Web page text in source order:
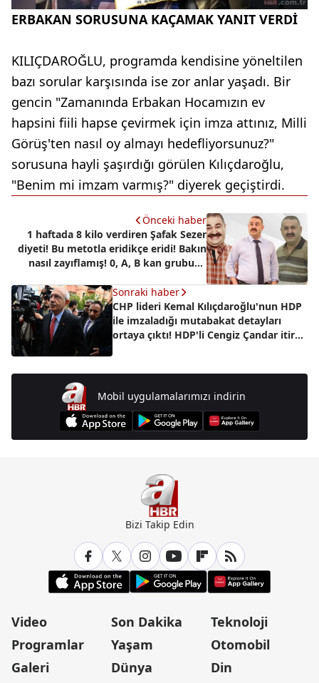
ERBAKAN SORUSUNA KAÇAMAK YANIT VERDİ
KILIÇDAROĞLU, programda kendisine yöneltilen
bazı sorular karşısında ise zor anlar yaşadı. Bir
gencin "Zamanında Erbakan Hocamızın ev
hapsini fiili hapse çevirmek için imza attınız, Milli
Görüş'ten nasıl oy almayı hedefliyorsunuz?"
sorusuna hayli şaşırdığı görülen Kılıçdaroğlu,
"Benim mi imzam varmış?" diyerek geçiştirdi.
Önceki haber
1 haftada 8 kilo verdiren Şafak Sezer
diyeti! Bu metotla eridikçe eridi! Bakın
nasıl zayıflamış! 0, A, B kan grubuna
Sonraki haber
CHP lideri Kemal Kılıçdaroğlu'nun HDP
ile imzaladığı mutabakat detayları
ortaya çıktı! HDP'li Cengiz Çandar itiraf
Mobil uygulamalarımızı indirin
Bizi Takip Edin
Video
Programlar
Galeri
Son Dakika
Yaşam
Dünya
Teknoloji
Otomobil
Din